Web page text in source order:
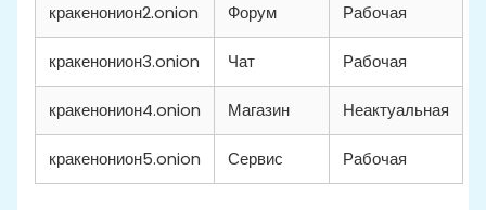
кракенонион2.onion Форум Рабочая
кракенонион3.onion Чат Рабочая
кракенонион4.onion Магазин Неактуальная
кракенонион5.onion Сервис Рабочая